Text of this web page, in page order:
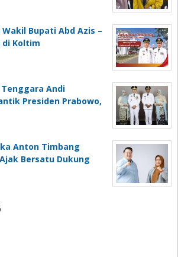
Bupati Abd Azis –
di Koltim
Andi
Presiden Prabowo,
Anton Timbang
Bersatu Dukung